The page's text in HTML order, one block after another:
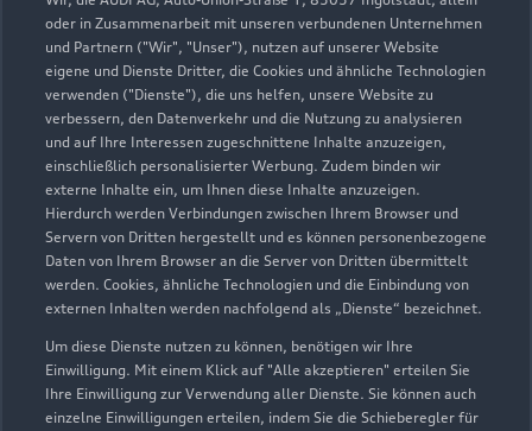
oder in Zusammenarbeit mit unseren verbundenen Unternehmen
und Partnern ("Wir", "Unser"), nutzen auf unserer Website
eigene und Dienste Dritter, die Cookies und ähnliche Technologien
verwenden ("Dienste"), die uns helfen, unsere Website zu
verbessern, den Datenverkehr und die Nutzung zu analysieren
und auf Ihre Interessen zugeschnittene Inhalte anzuzeigen,
einschließlich personalisierter Werbung. Zudem binden wir
externe Inhalte ein, um Ihnen diese Inhalte anzuzeigen.
Hierdurch werden Verbindungen zwischen Ihrem Browser und
Servern von Dritten hergestellt und es können personenbezogene
Daten von Ihrem Browser an die Server von Dritten übermittelt
werden. Cookies, ähnliche Technologien und die Einbindung von
externen Inhalten werden nachfolgend als „Dienste“ bezeichnet.
Um diese Dienste nutzen zu können, benötigen wir Ihre
Einwilligung. Mit einem Klick auf "Alle akzeptieren" erteilen Sie
Ihre Einwilligung zur Verwendung aller Dienste. Sie können auch
einzelne Einwilligungen erteilen, indem Sie die Schieberegler für
Auto & Service PIA GmbH
Penzberg Penzberg
Servicepartner e-tron